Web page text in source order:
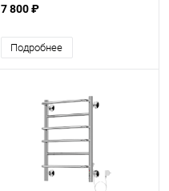
450х570 поворотный
7 800 ₽
Подробнее